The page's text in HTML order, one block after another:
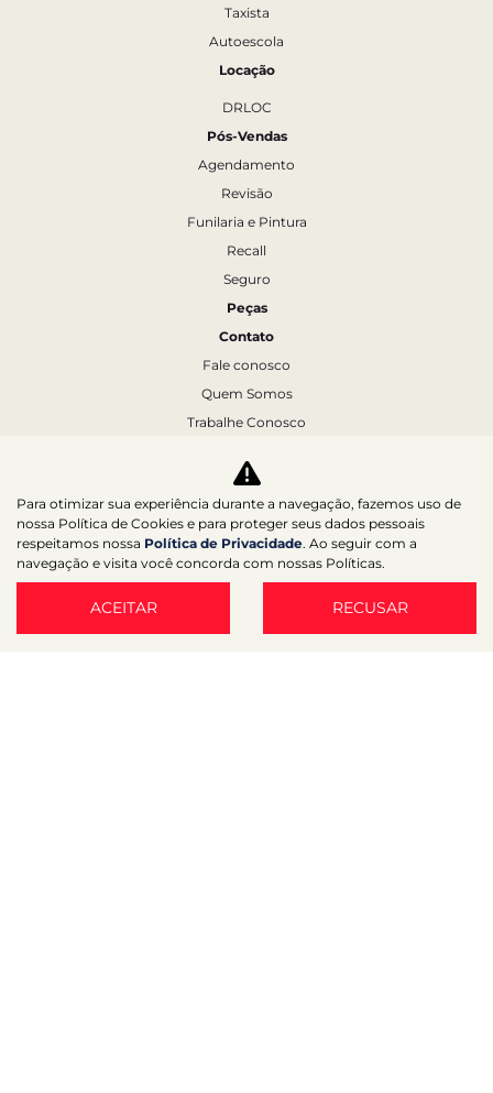
Taxista
Autoescola
Locação
DRLOC
Pós-Vendas
Agendamento
Revisão
Funilaria e Pintura
Recall
Seguro
Peças
Contato
Fale conosco
Quem Somos
Trabalhe Conosco
Agende um test-drive
Política de Privacidade
Desacelere. Seu bem maior é a vida.
Para otimizar sua experiência durante a navegação, fazemos uso de
nossa Política de Cookies e para proteger seus dados pessoais
respeitamos nossa Política de Privacidade. Ao seguir com a
navegação e visita você concorda com nossas Políticas.
ACEITAR RECUSAR